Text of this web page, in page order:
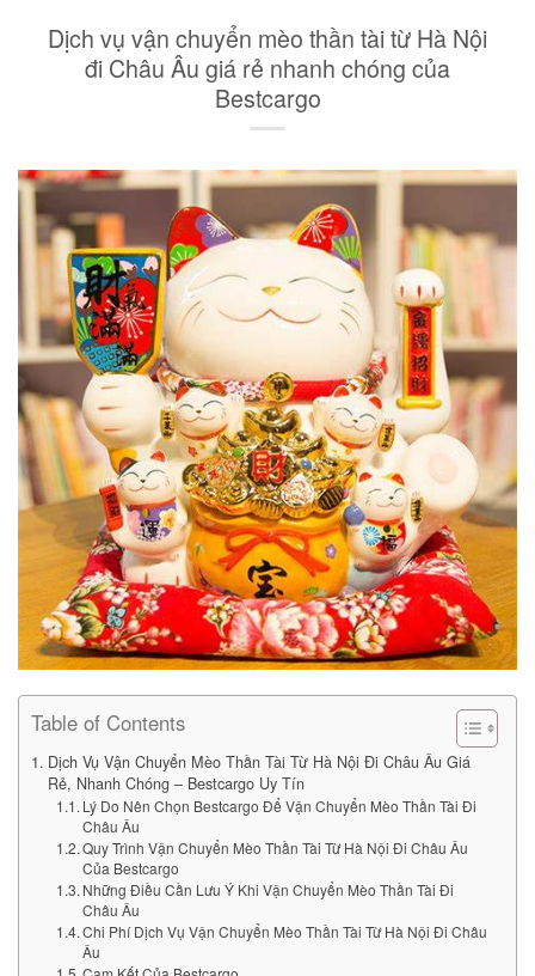
Dịch vụ vận chuyển mèo thần tài từ Hà Nội
đi Châu Âu giá rẻ nhanh chóng của
Bestcargo
Table of Contents
Dịch Vụ Vận Chuyển Mèo Thần Tài Từ Hà Nội Đi Châu Âu Giá
Rẻ, Nhanh Chóng – Bestcargo Uy Tín
Lý Do Nên Chọn Bestcargo Để Vận Chuyển Mèo Thần Tài Đi
Châu Âu
Quy Trình Vận Chuyển Mèo Thần Tài Từ Hà Nội Đi Châu Âu
Của Bestcargo
Những Điều Cần Lưu Ý Khi Vận Chuyển Mèo Thần Tài Đi
Châu Âu
Chi Phí Dịch Vụ Vận Chuyển Mèo Thần Tài Từ Hà Nội Đi Châu
Âu